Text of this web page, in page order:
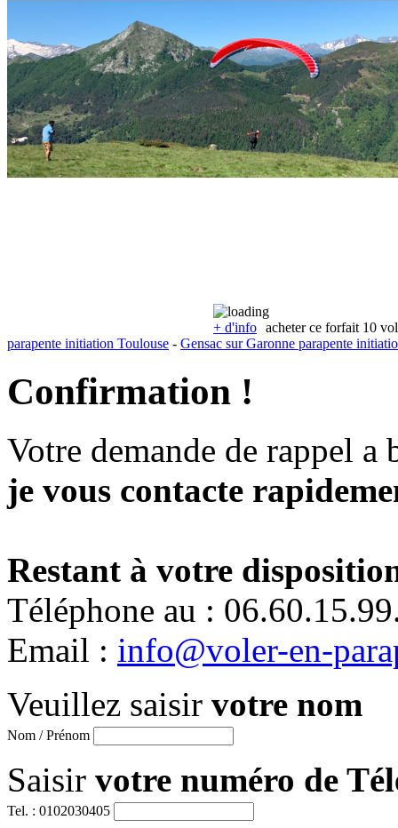
+ d'info acheter ce forfait 10
parapente initiation Toulouse - Gensac sur Garonne parapente
Confirmation !
Votre demande de rappel a
je vous contacte
Restant à votre
Téléphone au :
Email : info@voler-en-
Veuillez saisir votre nom
Nom / Prénom
Saisir votre numéro de
Tel. : 0102030405